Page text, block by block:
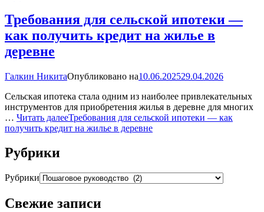
Требования для сельской ипотеки —
как получить кредит на жилье в
деревне
Галкин НикитаОпубликовано на10.06.202529.04.2026
Сельская ипотека стала одним из наиболее привлекательных
инструментов для приобретения жилья в деревне для многих
… Читать далееТребования для сельской ипотеки — как
получить кредит на жилье в деревне
Рубрики
Рубрики
Свежие записи